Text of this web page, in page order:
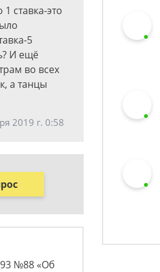
ставка-это
5
И ещё
во всех
а танцы
2019 г. 0:58
№88 «Об